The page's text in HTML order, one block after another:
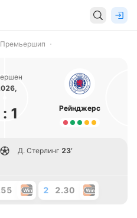
: 1 Рейнджерс
Д. Стерлинг 23’
2 2.30